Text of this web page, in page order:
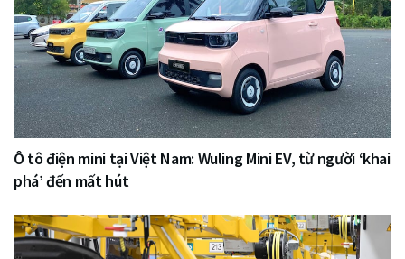
Ô tô điện mini tại Việt Nam: Wuling Mini EV, từ người ‘khai
phá’ đến mất hút